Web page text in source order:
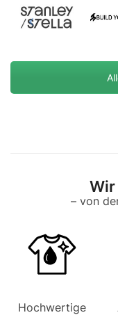
– von
Hochwertige